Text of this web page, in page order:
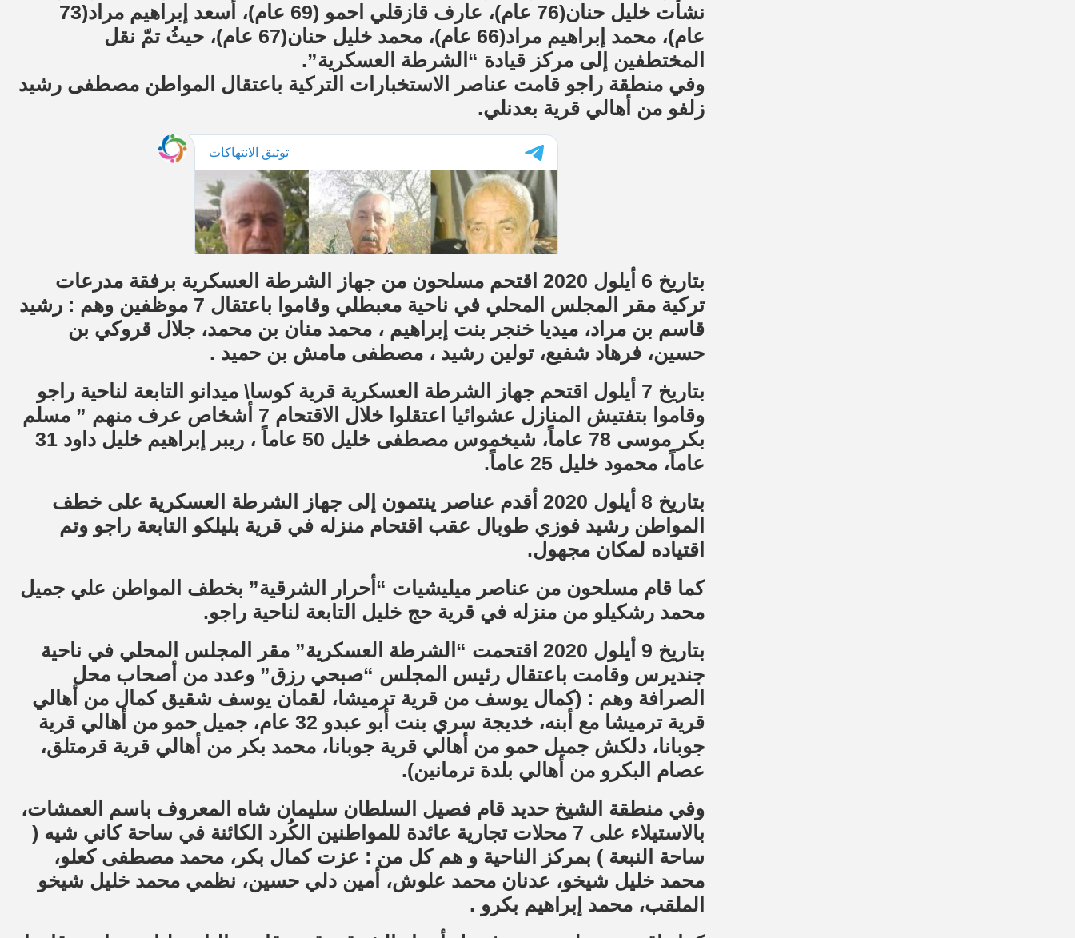
نشأت خليل حنان(76 عام)، عارف قازقلي احمو (69 عام)، أسعد إبراهيم مراد(73
عام)، محمد إبراهيم مراد(66 عام)، محمد خليل حنان(67 عام)، حيثُ تمّ نقل
المختطفين إلى مركز قيادة “الشرطة العسكرية”.
وفي منطقة راجو قامت عناصر الاستخبارات التركية باعتقال المواطن مصطفى رشيد
زلفو من أهالي قرية بعدنلي.
بتاريخ 6 أيلول 2020 اقتحم مسلحون من جهاز الشرطة العسكرية برفقة مدرعات
تركية مقر المجلس المحلي في ناحية معبطلي وقاموا باعتقال 7 موظفين وهم : رشيد
قاسم بن مراد، ميديا خنجر بنت إبراهيم ، محمد منان بن محمد، جلال قروكي بن
حسين، فرهاد شفيع، تولين رشيد ، مصطفى مامش بن حميد .
بتاريخ 7 أيلول اقتحم جهاز الشرطة العسكرية قرية كوسا\ ميدانو التابعة لناحية راجو
وقاموا بتفتيش المنازل عشوائيا اعتقلوا خلال الاقتحام 7 أشخاص عرف منهم ” مسلم
بكر موسى 78 عاماً، شيخموس مصطفى خليل 50 عاماً ، ريبر إبراهيم خليل داود 31
عاماً، محمود خليل 25 عاماً.
بتاريخ 8 أيلول 2020 أقدم عناصر ينتمون إلى جهاز الشرطة العسكرية على خطف
المواطن رشيد فوزي طوبال عقب اقتحام منزله في قرية بليلكو التابعة راجو وتم
اقتياده لمكان مجهول.
كما قام مسلحون من عناصر ميليشيات “أحرار الشرقية” بخطف المواطن علي جميل
محمد رشكيلو من منزله في قرية حج خليل التابعة لناحية راجو.
بتاريخ 9 أيلول 2020 اقتحمت “الشرطة العسكرية” مقر المجلس المحلي في ناحية
جنديرس وقامت باعتقال رئيس المجلس “صبحي رزق” وعدد من أصحاب محل
الصرافة وهم : (كمال يوسف من قرية ترميشا، لقمان يوسف شقيق كمال من أهالي
قرية ترميشا مع أبنه، خديجة سري بنت أبو عبدو 32 عام، جميل حمو من أهالي قرية
جوبانا، دلكش جميل حمو من أهالي قرية جوبانا، محمد بكر من أهالي قرية قرمتلق،
عصام البكرو من أهالي بلدة ترمانين).
وفي منطقة الشيخ حديد قام فصيل السلطان سليمان شاه المعروف باسم العمشات،
بالاستيلاء على 7 محلات تجارية عائدة للمواطنين الكُرد الكائنة في ساحة كاني شيه (
ساحة النبعة ) بمركز الناحية و هم كل من : عزت كمال بكر، محمد مصطفى كعلو،
محمد خليل شيخو، عدنان محمد علوش، أمين دلي حسين، نظمي محمد خليل شيخو
الملقب، محمد إبراهيم بكرو .